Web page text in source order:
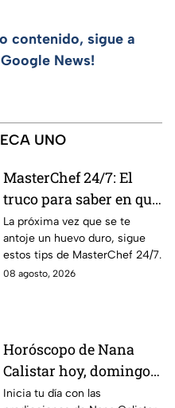
contenido, sigue a
News!
UNO
MasterChef 24/7: El
truco para saber en qué
momento está listo un
huevo cocido
La próxima vez que se te
antoje un huevo duro, sigue
estos tips de MasterChef 24/7.
08 agosto, 2026
Horóscopo de Nana
Calistar hoy, domingo 9
de agosto: estos signos
Inicia tu día con las